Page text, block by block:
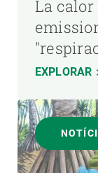
La
EXPLORAR